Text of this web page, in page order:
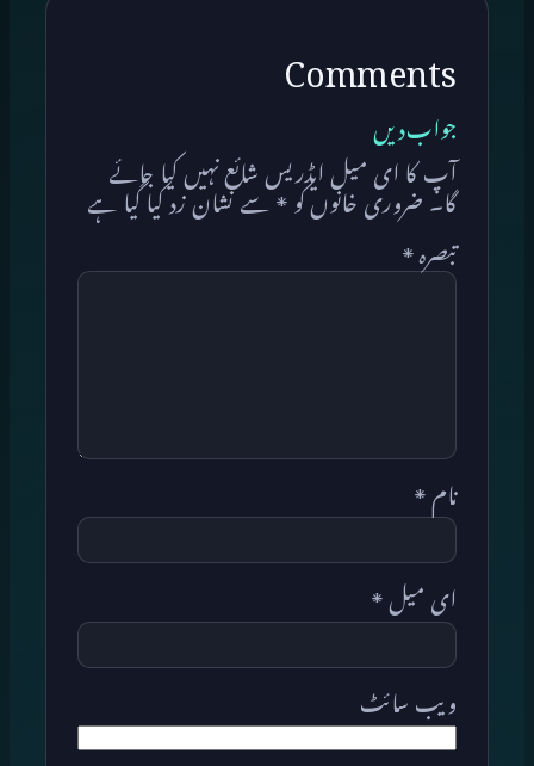
Comments
جواب دیں
آپ کا ای میل ایڈریس شائع نہیں کیا جائے
گا۔ ضروری خانوں کو* سے نشان زد کیا گیا ہے
تبصرہ*
نام *
ای میل*
ویب‌ سائٹ